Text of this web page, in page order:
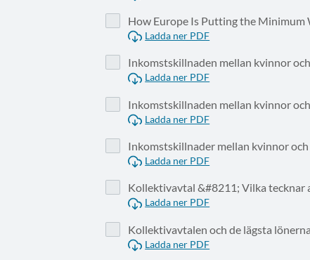
How Europe Is Putting the Minimum
Ladda ner PDF
Inkomstskillnaden mellan kvinnor
Ladda ner PDF
Inkomstskillnaden mellan kvinnor
Ladda ner PDF
Inkomstskillnader mellan kvinnor och
Ladda ner PDF
Kollektivavtal &#8211; Vilka tecknar
Ladda ner PDF
Kollektivavtalen och de lägsta lönerna
Ladda ner PDF